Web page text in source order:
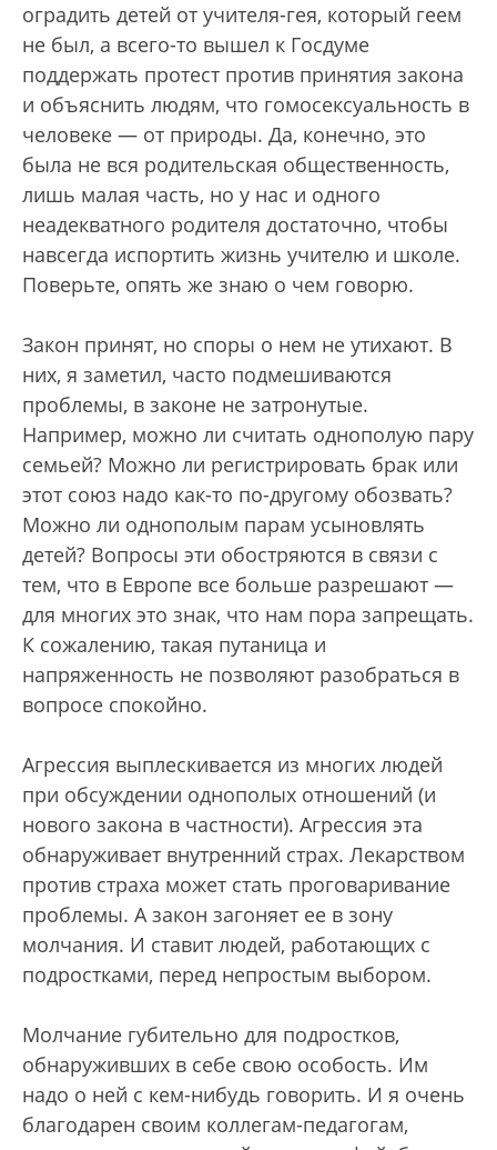
оградить детей от учителя-гея, который геем
не был, а всего-то вышел к Госдуме
поддержать протест против принятия закона
и объяснить людям, что гомосексуальность в
человеке — от природы. Да, конечно, это
была не вся родительская общественность,
лишь малая часть, но у нас и одного
неадекватного родителя достаточно, чтобы
навсегда испортить жизнь учителю и школе.
Поверьте, опять же знаю о чем говорю.
Закон принят, но споры о нем не утихают. В
них, я заметил, часто подмешиваются
проблемы, в законе не затронутые.
Например, можно ли считать однополую пару
семьей? Можно ли регистрировать брак или
этот союз надо как-то по-другому обозвать?
Можно ли однополым парам усыновлять
детей? Вопросы эти обостряются в связи с
тем, что в Европе все больше разрешают —
для многих это знак, что нам пора запрещать.
К сожалению, такая путаница и
напряженность не позволяют разобраться в
вопросе спокойно.
Агрессия выплескивается из многих людей
при обсуждении однополых отношений (и
нового закона в частности). Агрессия эта
обнаруживает внутренний страх. Лекарством
против страха может стать проговаривание
проблемы. А закон загоняет ее в зону
молчания. И ставит людей, работающих с
подростками, перед непростым выбором.
Молчание губительно для подростков,
обнаруживших в себе свою особость. Им
надо о ней с кем-нибудь говорить. И я очень
благодарен своим коллегам-педагогам,